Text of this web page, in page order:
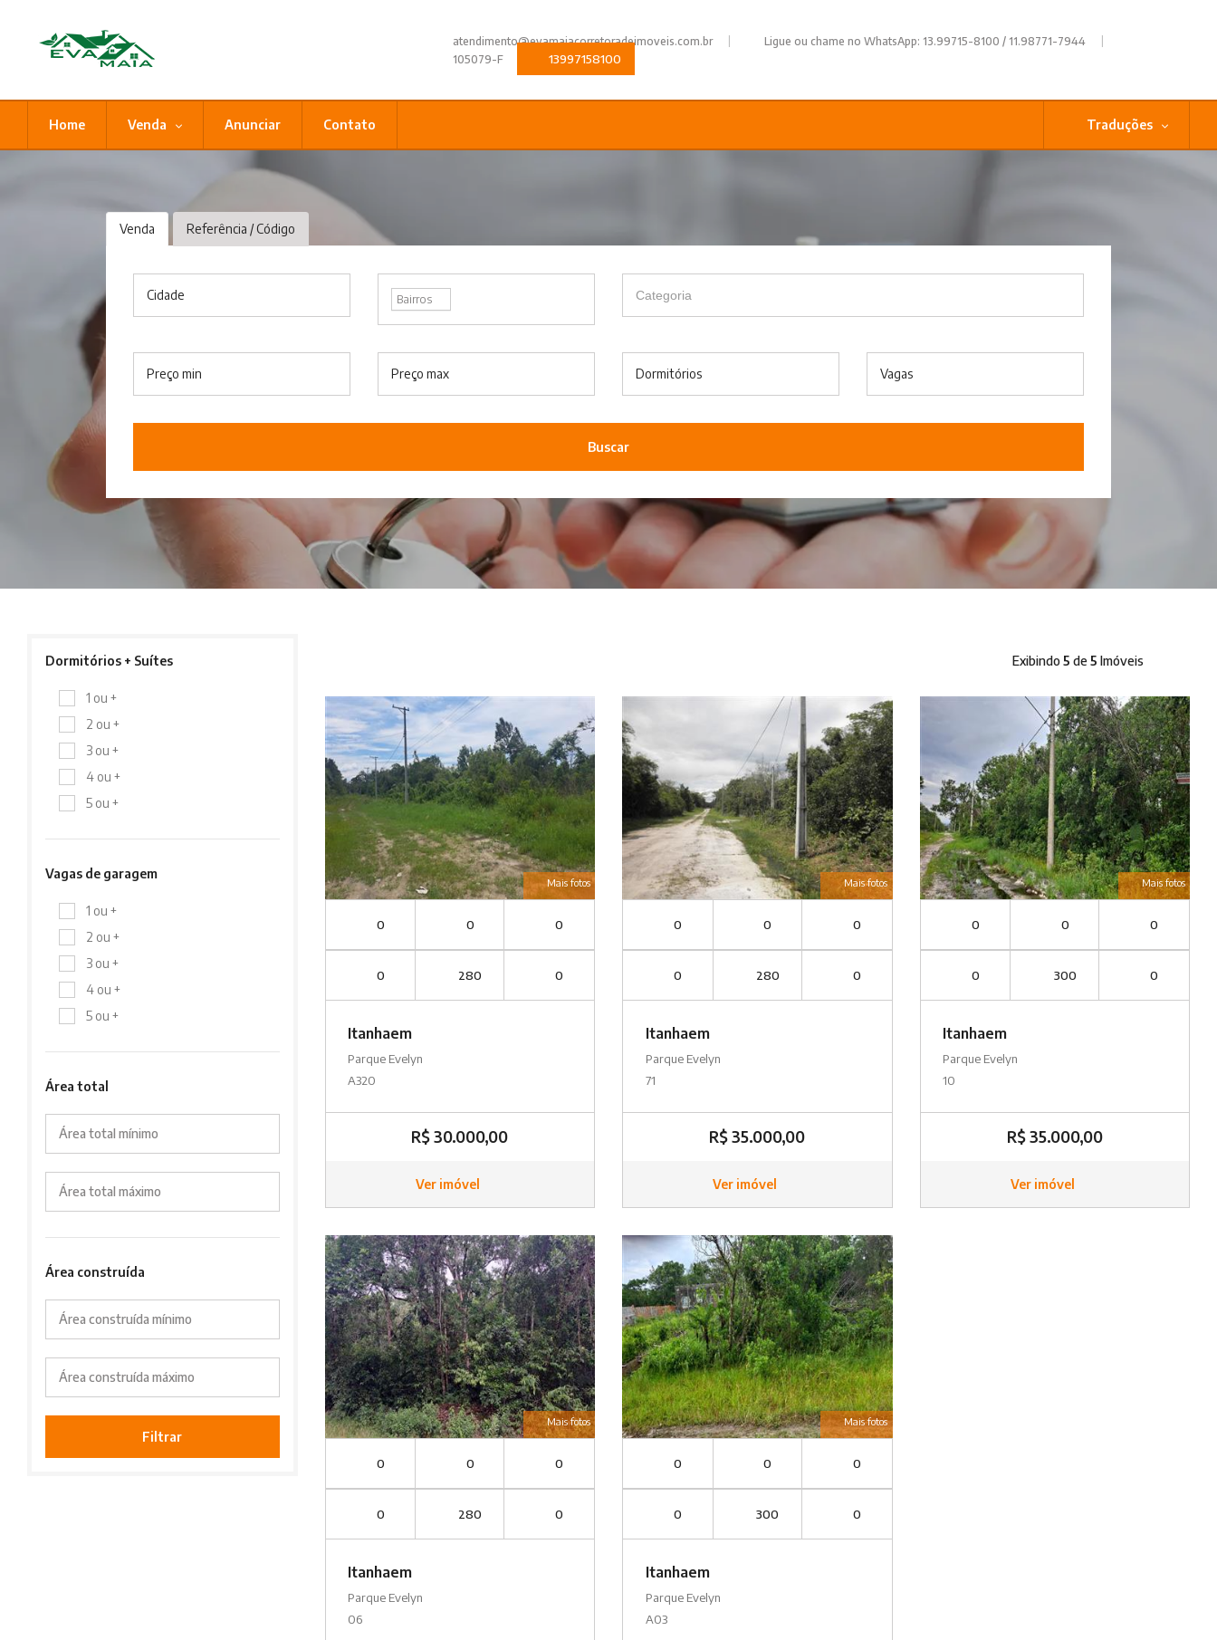
atendimento@evamaiacorretoradeimoveis.com.br | Ligue ou chame no WhatsApp: 13.99715-8100 / 11.98771-7944 |
105079-F 13997158100
Traduções
Home Venda Anunciar Contato
Venda Referência / Código
Cidade Bairros
Preço min Preço max Dormitórios Vagas
Buscar
Exibindo 5 de5 Imóveis
Mais fotos
0 0 0
0 280 0
Itanhaem
Parque Evelyn
A320
R$ 30.000,00
Ver imóvel
Mais fotos
0 0 0
0 280 0
Itanhaem
Parque Evelyn
71
R$ 35.000,00
Ver imóvel
Mais fotos
0 0 0
0 300 0
Itanhaem
Parque Evelyn
10
R$ 35.000,00
Ver imóvel
Mais fotos
0 0 0
0 280 0
Itanhaem
Parque Evelyn
06
Mais fotos
0 0 0
0 300 0
Itanhaem
Parque Evelyn
A03
Dormitórios + Suítes
1 ou +
2 ou +
3 ou +
4 ou +
5 ou +
Vagas de garagem
1 ou +
2 ou +
3 ou +
4 ou +
5 ou +
Área total
Área total mínimo
Área total máximo
Área construída
Área construída mínimo
Área construída máximo
Filtrar